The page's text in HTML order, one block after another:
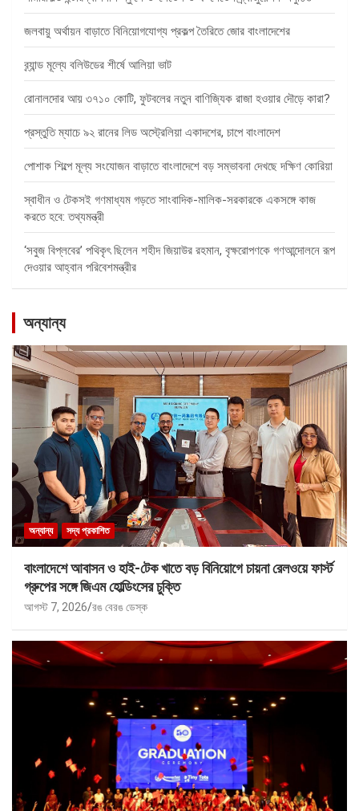
জলবায়ু অর্থায়ন বাড়াতে বিনিয়োগযোগ্য প্রকল্প তৈরিতে জোর বাংলাদেশের
ব্র্যান্ড মূল্যে বলিউডের শীর্ষে আলিয়া ভাট
রোনালদোর আয় ৩৭১০ কোটি, ফুটবলের নতুন বাণিজ্যিক রাজা হওয়ার দৌড়ে কারা?
প্রস্তুতি ম্যাচে ৯২ রানের লিড অস্ট্রেলিয়া একাদশের, চাপে বাংলাদেশ
পোশাক শিল্পে মূল্য সংযোজন বাড়াতে বাংলাদেশে বড় সম্ভাবনা দেখছে দক্ষিণ কোরিয়া
স্বাধীন ও টেকসই গণমাধ্যম গড়তে সাংবাদিক-মালিক-সরকারকে একসঙ্গে কাজ
করতে হবে: তথ্যমন্ত্রী
‘সবুজ বিপ্লবের’ পথিকৃৎ ছিলেন শহীদ জিয়াউর রহমান, বৃক্ষরোপণকে গণআন্দোলনে রূপ
দেওয়ার আহ্বান পরিবেশমন্ত্রীর
অন্যান্য
অন্যান্য সদ্য প্রকাশিত
বাংলাদেশে আবাসন ও হাই-টেক খাতে বড় বিনিয়োগে চায়না রেলওয়ে ফার্স্ট
গ্রুপের সঙ্গে জিএম হোল্ডিংসের চুক্তি
আগস্ট 7, 2026 রঙ বেরঙ ডেস্ক